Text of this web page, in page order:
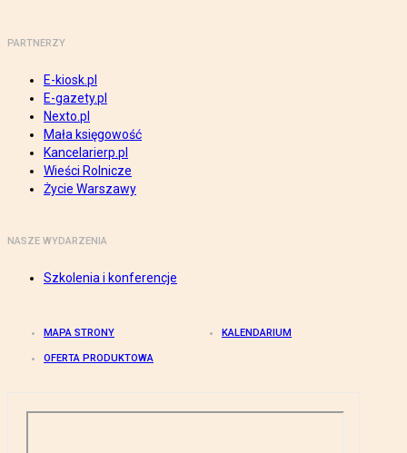
PARTNERZY
E-kiosk.pl
E-gazety.pl
Nexto.pl
Mała księgowość
Kancelarierp.pl
Wieści Rolnicze
Życie Warszawy
NASZE WYDARZENIA
Szkolenia i konferencje
MAPA STRONY KALENDARIUM
OFERTA PRODUKTOWA